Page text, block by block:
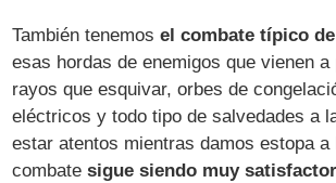
También tenemosel combate típico
esas hordas de enemigos que vienen a
rayos que esquivar, orbes de
eléctricos y todo tipo de salvedades a
estar atentos mientras damos estopa a
combatesigue siendo muy